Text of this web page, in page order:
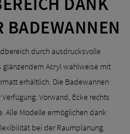
BADEWANNEN
durch ausdrucksvolle
glänzendem Acryl wahlweise mit
erhältlich. Die Badewannen
Vorwand, Ecke rechts
Alle Modelle ermöglichen dank
bei der Raumplanung.